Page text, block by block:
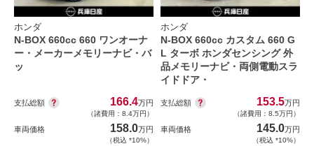
ホンダ
N-BOX 660cc 660 ワンオーナ
ー・メーカーメモリーナビ・バ
ッ
支払総額 166.4万円
（諸費用：8.4万円）
車両価格 158.0万円
（税込 *10%）
ホンダ
N-BOX 660cc カスタム 660 G
L ターボ ホンダセンシング 外
品メモリーナビ・両側電動スラ
イドドア・
支払総額 153.5万円
（諸費用：8.5万円）
車両価格 145.0万円
（税込 *10%）